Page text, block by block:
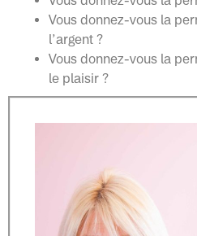
Vous donnez-vous la
l’argent ?
Vous donnez-vous la
le plaisir ?